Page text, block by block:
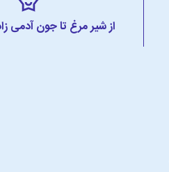
از شیر مرغ تا جون آدمی